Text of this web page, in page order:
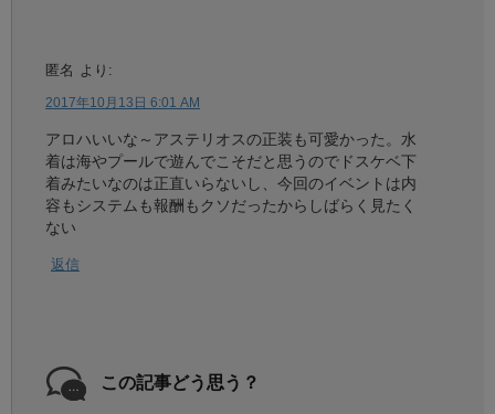
匿名 より:
2017年10月13日 6:01 AM
アロハいいな～アステリオスの正装も可愛かった。水
着は海やプールで遊んでこそだと思うのでドスケベ下
着みたいなのは正直いらないし、今回のイベントは内
容もシステムも報酬もクソだったからしばらく見たく
ない
返信
この記事どう思う？